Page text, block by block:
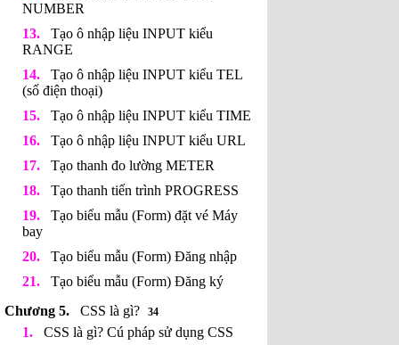
NUMBER
Tạo ô nhập liệu INPUT kiểu
RANGE
Tạo ô nhập liệu INPUT kiểu TEL
(số điện thoại)
Tạo ô nhập liệu INPUT kiểu TIME
Tạo ô nhập liệu INPUT kiểu URL
Tạo thanh đo lường METER
Tạo thanh tiến trình PROGRESS
Tạo biểu mẫu (Form) đặt vé Máy
bay
Tạo biểu mẫu (Form) Đăng nhập
Tạo biểu mẫu (Form) Đăng ký
CSS là gì?
34
CSS là gì? Cú pháp sử dụng CSS